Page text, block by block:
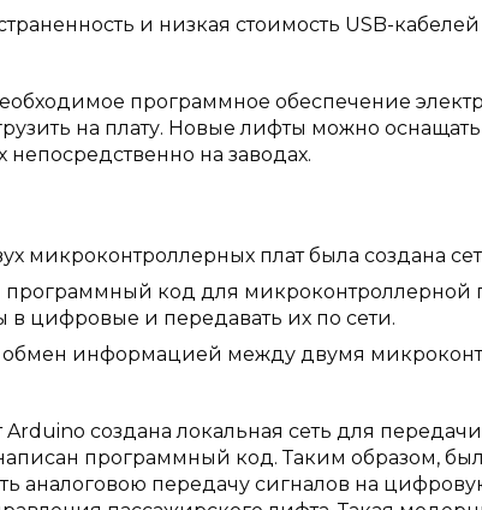
и низкая стоимость USB-
программное обеспечение
на плату. Новые лифты можно
на заводах.
плат была создана
код для микроконтроллерной
в цифровые и передавать их по сети.
информацией между двумя
Arduino создана локальная сеть для
программный код. Таким образом,
аналоговою передачу сигналов на